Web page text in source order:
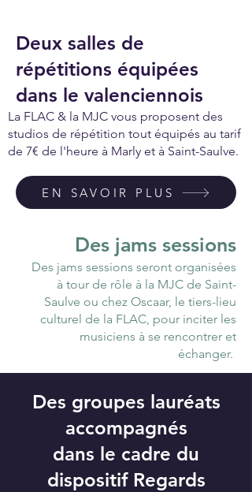
Deux salles de
répétitions équipées
dans le valenciennois
La FLAC & la MJC vous proposent des
studios de répétition tout équipés au tarif
de 7€ de l'heure à Marly et à Saint-Saulve.
EN SAVOIR PLUS
Des jams sessions
Des jams sessions seront organisées
à tour de rôle à la MJC de Saint-
Saulve ou chez Oscaar, le tiers-lieu
culturel de la FLAC, pour inciter les
musiciens à se rencontrer et
échanger.
Des groupes lauréats
accompagnés
dans le cadre du
dispositif Regards